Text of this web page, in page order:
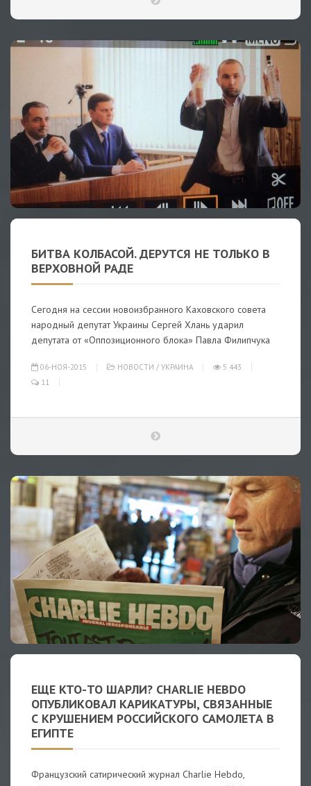
БИТВА КОЛБАСОЙ. ДЕРУТСЯ НЕ ТОЛЬКО В
ВЕРХОВНОЙ РАДЕ
Сегодня на сессии новоизбранного Каховского совета
народный депутат Украины Сергей Хлань ударил
депутата от «Оппозиционного блока» Павла Филипчука
06-НОЯ-2015 НОВОСТИ / УКРАИНА
5 443
11
ЕЩЕ КТО-ТО ШАРЛИ? CHARLIE HEBDO
ОПУБЛИКОВАЛ КАРИКАТУРЫ, СВЯЗАННЫЕ
С КРУШЕНИЕМ РОССИЙСКОГО САМОЛЕТА В
ЕГИПТЕ
Французский сатирический журнал Charlie Hebdo,